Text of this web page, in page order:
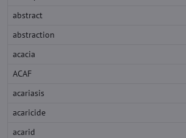
abstract
abstraction
acacia
ACAF
acariasis
acaricide
acarid